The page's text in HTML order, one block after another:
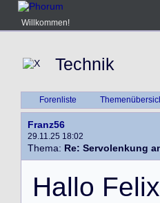
Willkommen!
Technik
Forenliste
Franz56
29.11.25 18:02
Thema: Re: Servolenkung
Hallo Felix